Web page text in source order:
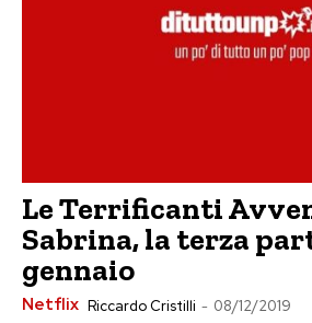
Le Terrificanti
Sabrina, la terza
gennaio
Netflix Riccardo Cristilli - 08/12/2019